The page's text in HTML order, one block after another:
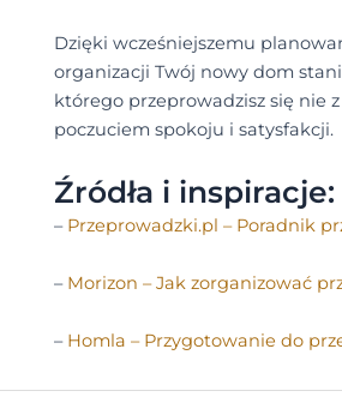
Dzięki wcześniejszemu
organizacji Twój nowy dom
którego przeprowadzisz się nie z
poczuciem spokoju i satysfakcji.
Źródła i inspiracje:
– Przeprowadzki.pl – Poradnik
– Morizon – Jak zorganizować
– Homla – Przygotowanie do